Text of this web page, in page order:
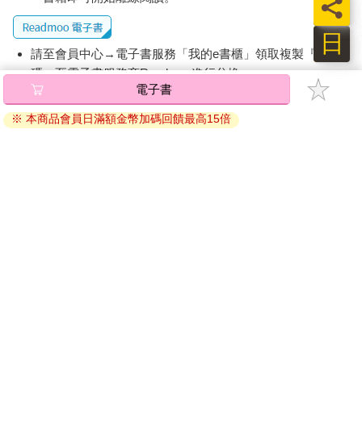
的能力，帶來更好的成果。不然你試著說服那些資深記者、技師
或主管，讓那些實習生回來磨練，允許他們犯錯、拖慢效率。克
莉絲汀的故事及其他無數類似的例子，跨越各個產業、技術、時
期和職位，不斷提醒我們這個問題。為了追求更好的成果、更高
的效率、更大的利潤，我們設計出這些智慧科技，引導人工智慧
的發展，並選擇投資哪些研究。但是我們正悄悄付出代價，損失
高達數兆美元。
請至會員中心→電子書服務「我的e書櫃」領取複製『兌換
碼』至電子書服務商Readmoo進行兌換。
退換貨須知：
因版權保護，您在金石堂所購買的電子書僅能以金石堂專屬
電子書
※ 本商品會員日滿額金幣加碼回饋最高15倍
日
員